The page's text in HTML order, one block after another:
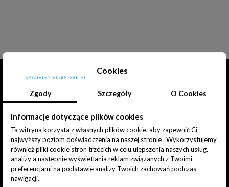
Ciemna Strefa | Sklep Online
ul. Rosy Bailly 38
01-494 Warszawa
Poland
Cookies
Zgody Szczegóły O Cookies
Informacje dotyczące plików cookies
Ta witryna korzysta z własnych plików cookie, aby zapewnić Ci
najwyższy poziom doświadczenia na naszej stronie . Wykorzystujemy
również pliki cookie stron trzecich w celu ulepszenia naszych usług,
analizy a nastepnie wyświetlania reklam związanych z Twoimi
preferencjami na podstawie analizy Twoich zachowań podczas
nawigacji.